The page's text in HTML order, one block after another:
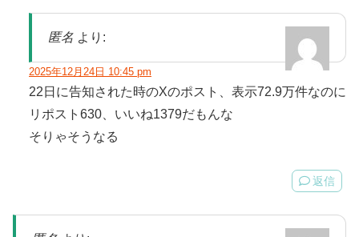
匿名 より:
2025年12月24日 10:45 pm
22日に告知された時のXのポスト、表示72.9万件なのに
リポスト630、いいね1379だもんな
そりゃそうなる
返信